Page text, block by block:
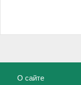
О сайте